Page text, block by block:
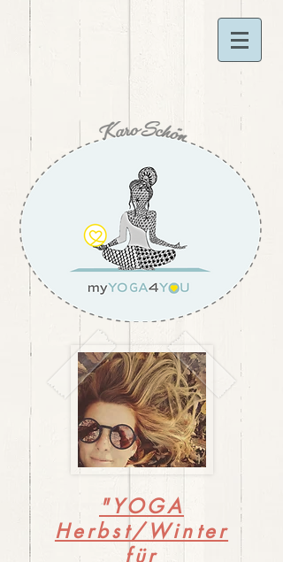
"YOGA
Herbst/Winter
für